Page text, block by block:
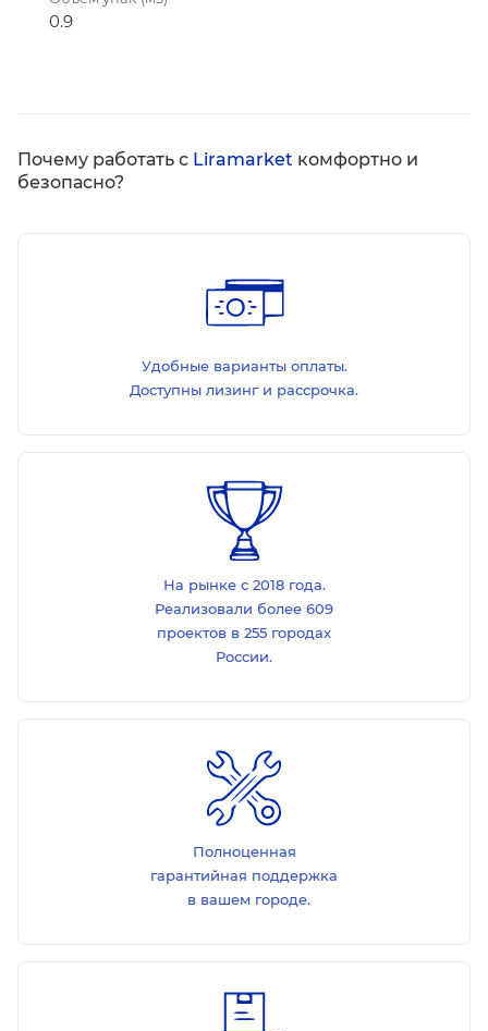
0.9
Почему работать с Liramarket комфортно и
безопасно?
Удобные варианты оплаты.
Доступны лизинг и рассрочка.
На рынке с 2018 года.
Реализовали более 609
проектов в 255 городах
России.
Полноценная
гарантийная поддержка
в вашем городе.